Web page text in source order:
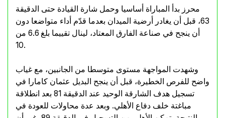
محرز بدأ المباراة أساسيا وحمل شارة القيادة حتى الدقيقة
63، قبل أن يغادر أرضية الميدان بعدما قدّم أداء متواضعا دون
أن ينجح في صناعة الفارق المعتاد، لينال تقييما بلغ 6.6 من
10.
وشهدت المواجهة مستوى متوسطا من الجانبين، مع غياب
واضح للفرص الخطيرة، قبل أن ينجح البديل عثمان كامارا في
تسجيل هدف الشارقة الوحيد عند الدقيقة 81 بعد انطلاقة
مباغتة خلف دفاع الأهلي. وبعد عدة محاولات للعودة في